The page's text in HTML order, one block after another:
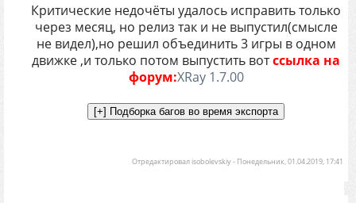
Критические недочёты удалось исправить только
через месяц, но релиз так и не выпустил(смысле
не видел),но решил объединить 3 игры в одном
движке ,и только потом выпустить вотссылка на
форум:XRay 1.7.00
Отредактировал isobolevskiy- Понедельник, 01.04.2019, 17:41